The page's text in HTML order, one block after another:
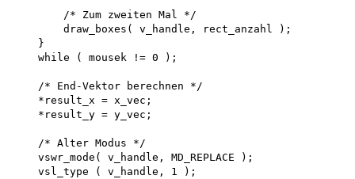
        /* Zum zweiten Mal */
        draw_boxes( v_handle, rect_anzahl );
    }
    while ( mousek != 0 );
    /* End-Vektor berechnen */
    *result_x = x_vec;
    *result_y = y_vec;
    /* Alter Modus */
    vswr_mode( v_handle, MD_REPLACE );
    vsl_type ( v_handle, 1 );